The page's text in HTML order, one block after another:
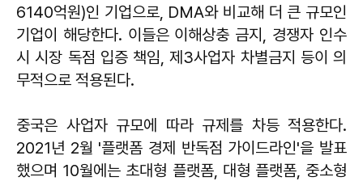
6140억원)인 기업으로, DMA와 비교해 더 큰 규모인
기업이 해당한다. 이들은 이해상충 금지, 경쟁자 인수
시 시장 독점 입증 책임, 제3사업자 차별금지 등이 의
무적으로 적용된다.
중국은 사업자 규모에 따라 규제를 차등 적용한다.
2021년 2월 '플랫폼 경제 반독점 가이드라인'을 발표
했으며 10월에는 초대형 플랫폼, 대형 플랫폼, 중소형